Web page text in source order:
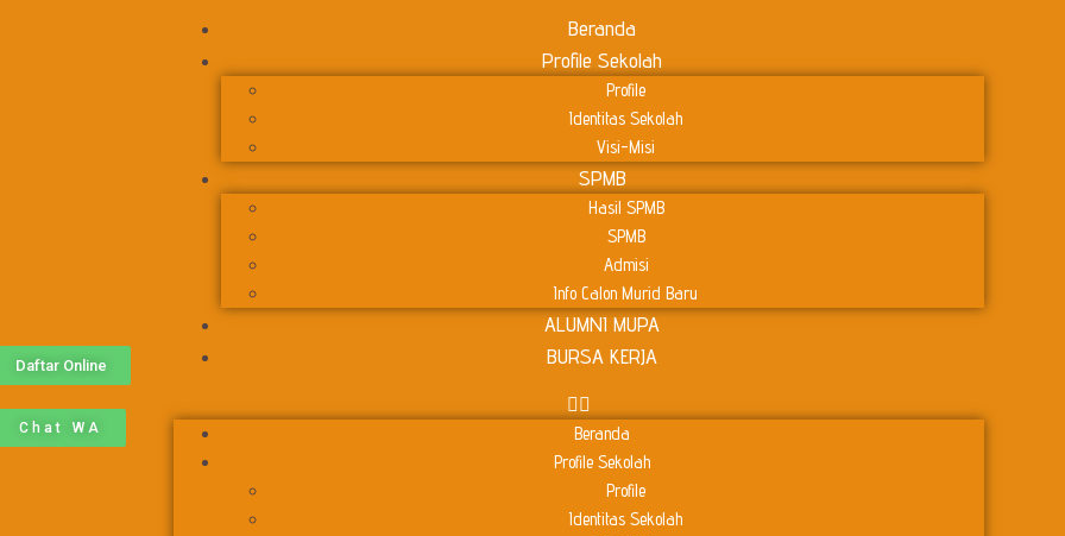
Daftar Online
Chat WA
Beranda
Profile Sekolah
Profile
Identitas Sekolah
Visi-Misi
SPMB
Hasil SPMB
SPMB
Admisi
Info Calon Murid Baru
ALUMNI MUPA
BURSA KERJA
Beranda
Profile Sekolah
Profile
Identitas Sekolah